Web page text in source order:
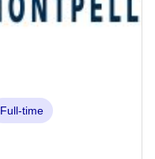
Full-time